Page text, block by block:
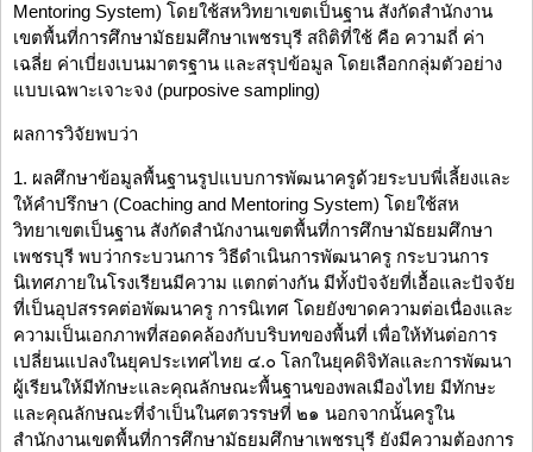
Mentoring System) โดยใช้สหวิทยาเขตเป็นฐาน สังกัดสำนักงาน
เขตพื้นที่การศึกษามัธยมศึกษาเพชรบุรี สถิติที่ใช้ คือ ความถี่ ค่า
เฉลี่ย ค่าเบี่ยงเบนมาตรฐาน และสรุปข้อมูล โดยเลือกกลุ่มตัวอย่าง
แบบเฉพาะเจาะจง (purposive sampling)
ผลการวิจัยพบว่า
1. ผลศึกษาข้อมูลพื้นฐานรูปแบบการพัฒนาครูด้วยระบบพี่เลี้ยงและ
ให้คำปรึกษา (Coaching and Mentoring System) โดยใช้สห
วิทยาเขตเป็นฐาน สังกัดสำนักงานเขตพื้นที่การศึกษามัธยมศึกษา
เพชรบุรี พบว่ากระบวนการ วิธีดำเนินการพัฒนาครู กระบวนการ
นิเทศภายในโรงเรียนมีความ แตกต่างกัน มีทั้งปัจจัยที่เอื้อและปัจจัย
ที่เป็นอุปสรรคต่อพัฒนาครู การนิเทศ โดยยังขาดความต่อเนื่องและ
ความเป็นเอกภาพที่สอดคล้องกับบริบทของพื้นที่ เพื่อให้ทันต่อการ
เปลี่ยนแปลงในยุคประเทศไทย ๔.๐ โลกในยุคดิจิทัลและการพัฒนา
ผู้เรียนให้มีทักษะและคุณลักษณะพื้นฐานของพลเมืองไทย มีทักษะ
และคุณลักษณะที่จำเป็นในศตวรรษที่ ๒๑ นอกจากนั้นครูใน
สำนักงานเขตพื้นที่การศึกษามัธยมศึกษาเพชรบุรี ยังมีความต้องการ